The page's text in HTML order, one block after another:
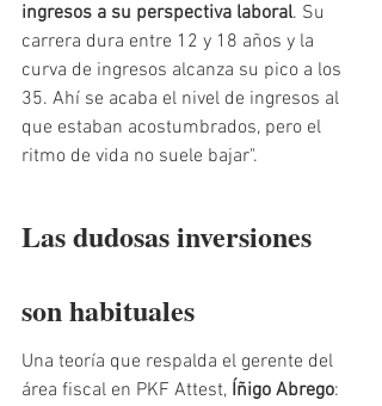
ingresos a su perspectiva laboral. Su
carrera dura entre 12 y 18 años y la
curva de ingresos alcanza su pico a los
35. Ahí se acaba el nivel de ingresos al
que estaban acostumbrados, pero el
ritmo de vida no suele bajar".
Las dudosas inversiones
son habituales
Una teoría que respalda el gerente del
área fiscal en PKF Attest, Íñigo Abrego: